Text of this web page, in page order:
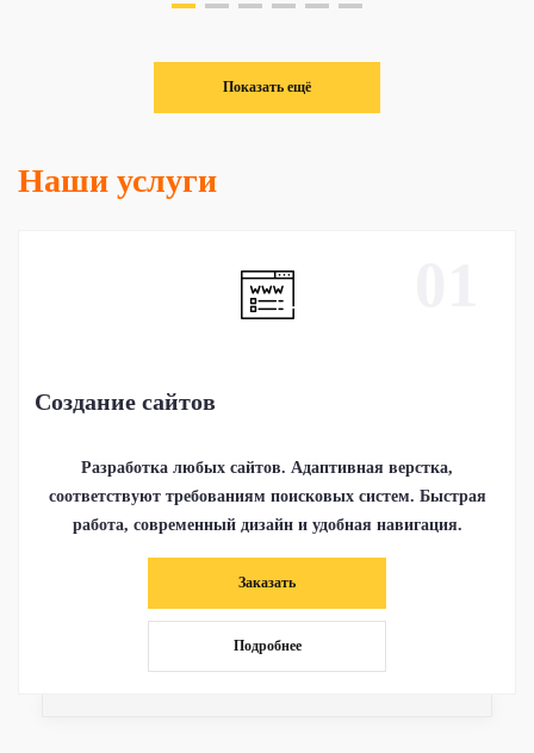
Показать ещё
Наши услуги
Создание сайтов
Разработка любых сайтов. Адаптивная верстка,
соответствуют требованиям поисковых систем. Быстрая
работа, современный дизайн и удобная навигация.
Заказать
Подробнее